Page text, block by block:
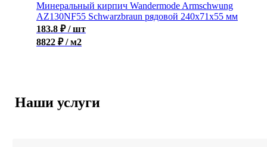
Минеральный кирпич Wandermode Armschwung
AZ130NF55 Schwarzbraun рядовой 240x71x55 мм
183.8 ₽ / шт
8822 ₽ / м2
Наши услуги